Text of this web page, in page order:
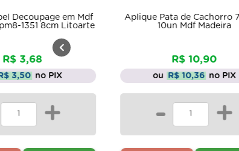
em Mdf
Litoarte
Aplique Pata de Cachorro 7x5 Kit
10un Mdf Madeira
no PIX
+